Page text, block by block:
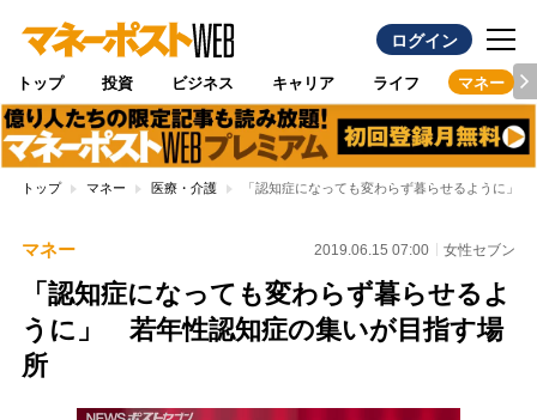
ログイン
トップ 投資 ビジネス キャリア ライフ マネー
トップ マネー 医療・介護 「認知症になっても変わらず暮らせるように」
マネー 2019.06.15 07:00 女性セブン
「認知症になっても変わらず暮らせるよ
うに」 若年性認知症の集いが目指す場
所